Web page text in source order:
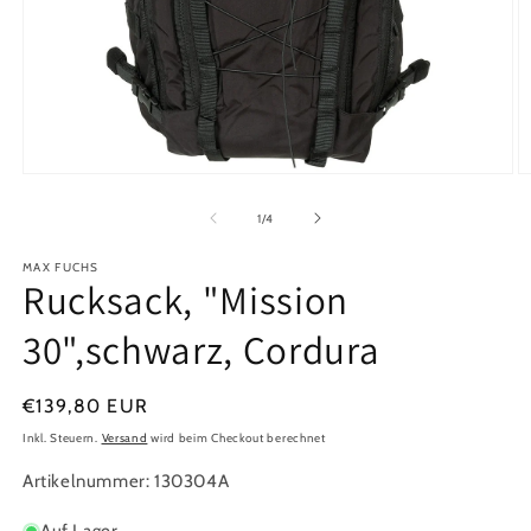
1/von
4
MAX FUCHS
Rucksack, "Mission
30",schwarz, Cordura
Normaler
Preis
€139,80 EUR
Inkl. Steuern. Versand wird beim Checkout berechnet
Artikelnummer: 130304A